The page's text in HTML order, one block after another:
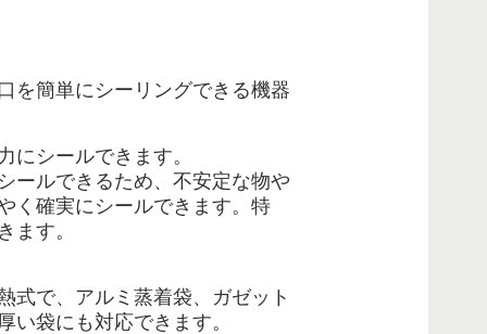
を簡単にシーリングできる機器
にシールできます。
ールできるため、不安定な物や
く確実にシールできます。特
ます。
式で、アルミ蒸着袋、
ガゼット
い袋にも対応できます。